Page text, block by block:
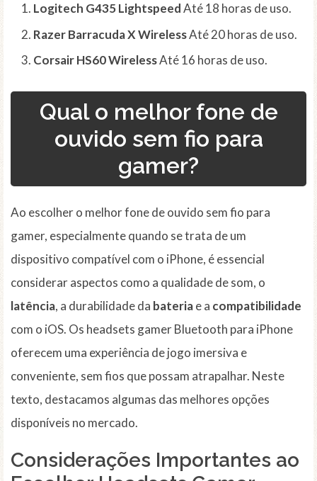
Logitech G435 LightspeedAté 18 horas de uso.
Razer Barracuda X WirelessAté 20 horas de uso.
Corsair HS60 WirelessAté 16 horas de uso.
Qual o melhor fone de
ouvido sem fio para
gamer?
Ao escolher o melhor fone de ouvido sem fio para
gamer, especialmente quando se trata de um
dispositivo compatível com o iPhone, é essencial
considerar aspectos como a qualidade de som, o
latência, a durabilidade da bateriae a compatibilidade
com o iOS. Os headsets gamer Bluetooth para iPhone
oferecem uma experiência de jogo imersiva e
conveniente, sem fios que possam atrapalhar. Neste
texto, destacamos algumas das melhores opções
disponíveis no mercado.
Considerações Importantes ao